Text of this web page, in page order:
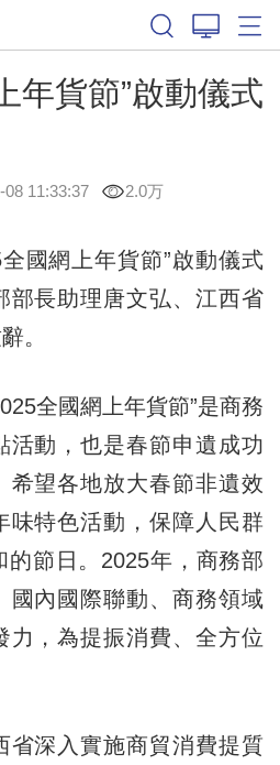
年貨節”啟動儀式
08 11:33:37 2.0万
網上年貨節”啟動儀式
部長助理唐文弘、江西省
。
全國網上年貨節”是商務
活動，也是春節申遺成功
希望各地放大春節非遺效
味特色活動，保障人民群
的節日。2025年，商務部
國內國際聯動、商務領域
力，為提振消費、全方位
深入實施商貿消費提質